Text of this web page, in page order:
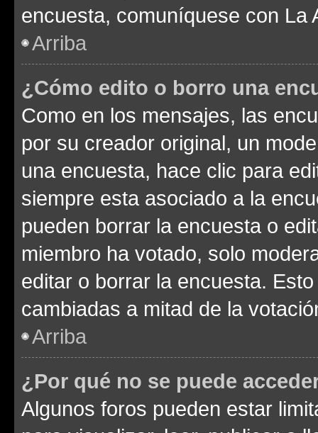
encuesta, comuníquese con La
Arriba
¿Cómo edito o borro una
Como en los mensajes, las
por su creador original, un
una encuesta, hace clic para
siempre esta asociado a la
pueden borrar la encuesta o
miembro ha votado, solo
editar o borrar la encuesta.
cambiadas a mitad de la
Arriba
¿Por qué no se puede
Algunos foros pueden estar